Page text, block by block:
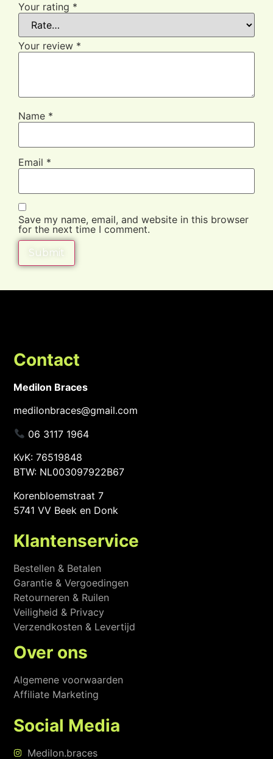
Your rating *
Your review *
Name *
Email *
Save my name, email, and website in this browser
for the next time I comment.
Contact
Medilon Braces
medilonbraces@gmail.com
06 3117 1964
KvK: 76519848
BTW: NL003097922B67
Korenbloemstraat 7
5741 VV Beek en Donk
Klantenservice
Bestellen & Betalen
Garantie & Vergoedingen
Retourneren & Ruilen
Veiligheid & Privacy
Verzendkosten & Levertijd
Over ons
Algemene voorwaarden
Affiliate Marketing
Social Media
Medilon.braces